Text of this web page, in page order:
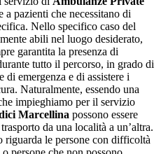
a pazienti che necessitano di
Nello specifico caso del
abili nel luogo desiderato,
garantita la presenza di
tutto il percorso, in grado di
di emergenza e di assistere i
Naturalmente, essendo una
impieghiamo per il servizio
Marcellina possono essere
da una località a un’altra.
riguarda le persone con difficoltà